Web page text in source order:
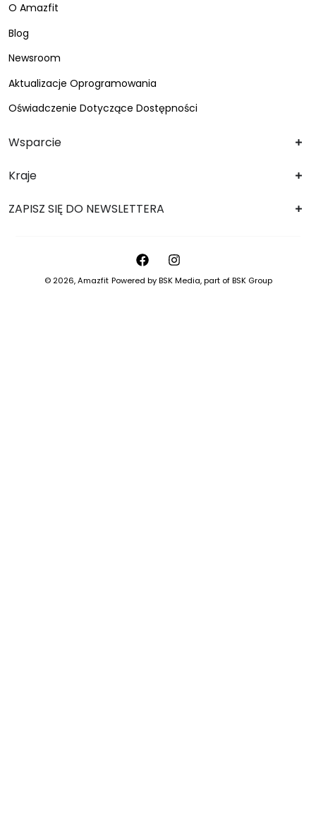
O Amazfit
Blog
Newsroom
Aktualizacje Oprogramowania
Oświadczenie Dotyczące Dostępności
Wsparcie
Kraje
ZAPISZ SIĘ DO NEWSLETTERA
© 2026,Amazfit Powered byBSK Media, part ofBSK Group